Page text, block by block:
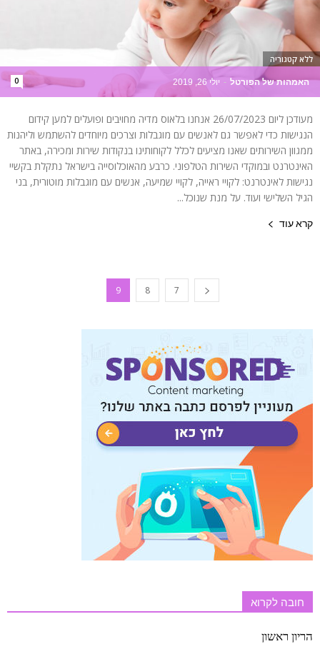
האמהות של הפורטל - יולי 26, 2019 0
ללא קטגוריה
מעודכן ליום 26/07/2023 אנחנו בלאוס מדיה מחויבים ופועלים למען קידום
הנגישות כדי לאפשר גם לאנשים עם מוגבלות וצרכים מיוחדים להשתמש וליהנות
ממגוון השירותים שאנו מציעים לכלל לקוחותינו בנקודות שירות ומכירה, באתר
האינטרנט ובמוקדי השירות הטלפוני. כרבע מהאוכלוסייה בישראל נתקלת בקשיי
נגישות לאינטרנט: לקויי ראייה, לקויי שמיעה, אנשים עם מוגבלות מוטורית, בני
הגיל השלישי ועוד. על מנת שנוכל...
קרא עוד
7
8
9
חובה לקרוא
הריון ראשון